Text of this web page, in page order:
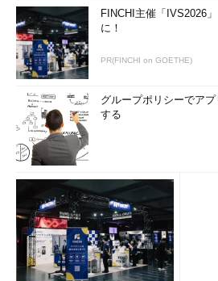
FINCHI主催「IVS2026
に！
PR(FINCHI on GOETHE)
グループポリシーでア
する